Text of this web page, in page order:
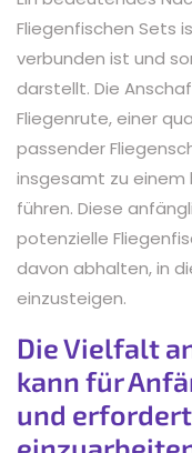
Fliegenfischen Sets
verbunden ist und
darstellt. Die
Fliegenrute, einer
passender
insgesamt zu einem
führen. Diese
potenzielle
davon abhalten, in
einzusteigen.
Die Vielfalt
kann für
und